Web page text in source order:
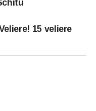
15 veliere